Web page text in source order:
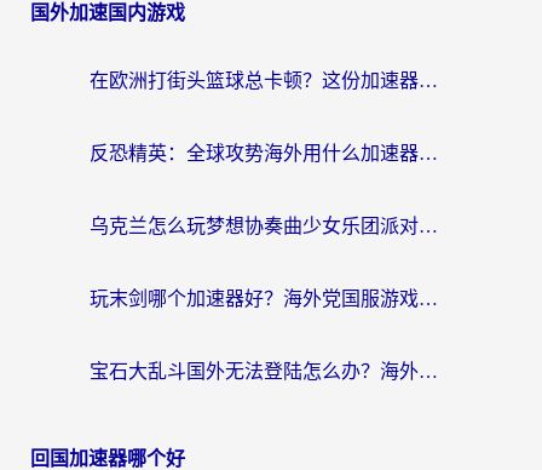
国外加速国内游戏
在欧洲打街头篮球总卡顿？这份加速器选择指南帮你解决延迟难题
反恐精英：全球攻势海外用什么加速器登录？海外党国服游戏畅玩指南
乌克兰怎么玩梦想协奏曲少女乐团派对？海外党国服游戏加速全攻略（附欧洲重生细胞荒野行动不卡技巧）
玩末剑哪个加速器好？海外党国服游戏畅玩终极指南（附3款热门游戏实测）
宝石大乱斗国外无法登陆怎么办？海外玩家专属加速指南（附穿越火线原野传说解决方案）
回国加速器哪个好